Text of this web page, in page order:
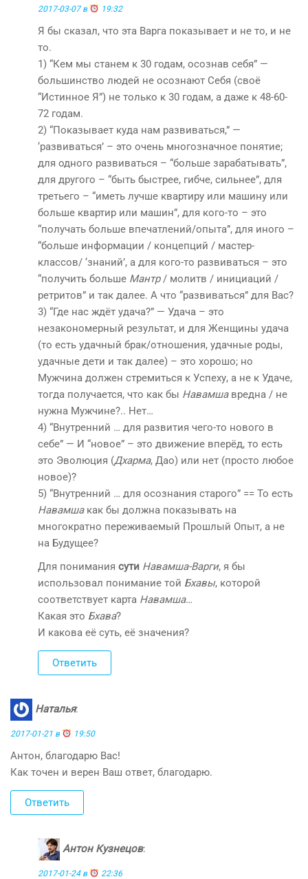
2017-03-07 в 19:32
Я бы сказал, что эта Варга показывает и не то, и не
то.
1) “Кем мы станем к 30 годам, осознав себя” —
большинство людей не осознают Себя (своё
“Истинное Я”) не только к 30 годам, а даже к 48-60-
72 годам.
2) “Показывает куда нам развиваться,” —
‘развиваться’ – это очень многозначное понятие;
для одного развиваться – “больше зарабатывать”,
для другого – “быть быстрее, гибче, сильнее”, для
третьего – “иметь лучше квартиру или машину или
больше квартир или машин”, для кого-то – это
“получать больше впечатлений/опыта”, для иного –
“больше информации / концепций / мастер-
классов/ ‘знаний’, а для кого-то развиваться – это
“получить больше Мантр/ молитв / инициаций /
ретритов” и так далее. А что “развиваться” для Вас?
3) “Где нас ждёт удача?” — Удача – это
незакономерный результат, и для Женщины удача
(то есть удачный брак/отношения, удачные роды,
удачные дети и так далее) – это хорошо; но
Мужчина должен стремиться к Успеху, а не к Удаче,
тогда получается, что как бы Навамшавредна / не
нужна Мужчине?.. Нет…
4) “Внутренний … для развития чего-то нового в
себе” — И “новое” – это движение вперёд, то есть
это Эволюция (Дхарма, Дао) или нет (просто любое
новое)?
5) “Внутренний … для осознания старого” == То есть
Навамшакак бы должна показывать на
многократно переживаемый Прошлый Опыт, а не
на Будущее?
Для понимания сути Навамша-Варги, я бы
использовал понимание той Бхавы, которой
соответствует карта Навамша…
Какая это Бхава?
И какова её суть, её значения?
Ответить
Наталья:
2017-01-21 в 19:50
Антон, благодарю Вас!
Как точен и верен Ваш ответ, благодарю.
Ответить
Антон Кузнецов:
2017-01-24 в 22:36